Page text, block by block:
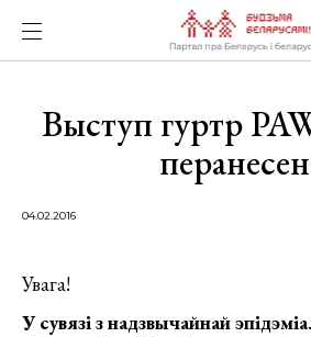
Выступ гуртр
04.02.2016
Увага!
У сувязі з надзвычайнай